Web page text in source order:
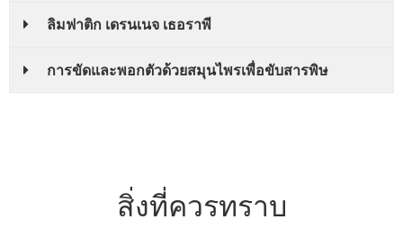
ลิมฟาติก เดรนเนจ เธอราพี
การขัดและพอกตัวด้วยสมุนไพรเพื่อขับสารพิษ
สิ่งที่ควรทราบ